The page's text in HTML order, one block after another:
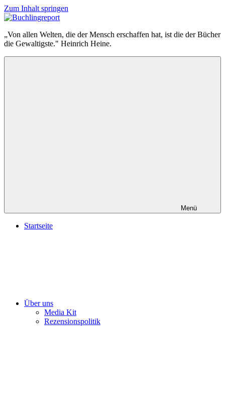
Zum Inhalt springen
Buchlingreport
„Von allen Welten, die der Mensch erschaffen hat, ist die der Bücher
die Gewaltigste." Heinrich Heine.
Menü
Startseite
Über uns
Media Kit
Rezensionspolitik